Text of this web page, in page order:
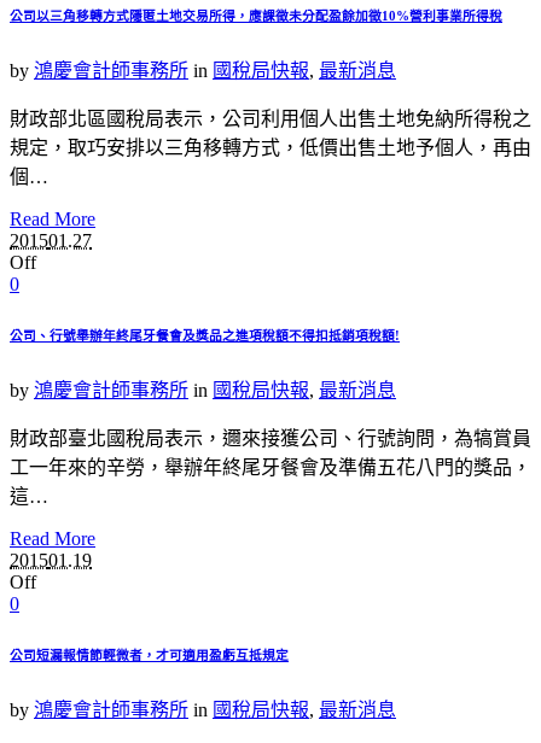
公司以三角移轉方式隱匿土地交易所得，應課徵未分配盈餘加徵10%營利事業所得稅
by 鴻慶會計師事務所 in 國稅局快報, 最新消息
財政部北區國稅局表示，公司利用個人出售土地免納所得稅之
規定，取巧安排以三角移轉方式，低價出售土地予個人，再由
個…
Read More
201501.27
Off
0
公司、行號舉辦年終尾牙餐會及獎品之進項稅額不得扣抵銷項稅額!
by 鴻慶會計師事務所 in 國稅局快報, 最新消息
財政部臺北國稅局表示，邇來接獲公司、行號詢問，為犒賞員
工一年來的辛勞，舉辦年終尾牙餐會及準備五花八門的獎品，
這…
Read More
201501.19
Off
0
公司短漏報情節輕微者，才可適用盈虧互抵規定
by 鴻慶會計師事務所 in 國稅局快報, 最新消息